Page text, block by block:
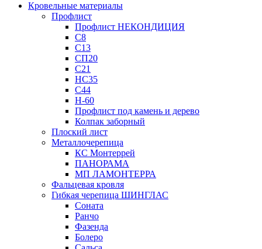
Кровельные материалы
Профлист
Профлист НЕКОНДИЦИЯ
С8
С13
СП20
С21
НС35
С44
Н-60
Профлист под камень и дерево
Колпак заборный
Плоский лист
Металлочерепица
КС Монтеррей
ПАНОРАМА
МП ЛАМОНТЕРРА
Фальцевая кровля
Гибкая черепица ШИНГЛАС
Соната
Ранчо
Фазенда
Болеро